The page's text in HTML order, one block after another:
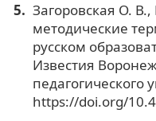
Загоровская О.
методические
русском
Известия
педагогического
https://doi.org/